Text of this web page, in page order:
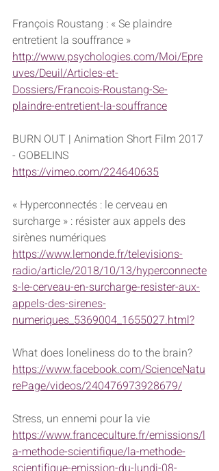
François Roustang : « Se plaindre
entretient la souffrance »
http://www.psychologies.com/Moi/Epre
uves/Deuil/Articles-et-
Dossiers/Francois-Roustang-Se-
plaindre-entretient-la-souffrance
BURN OUT | Animation Short Film 2017
- GOBELINS
https://vimeo.com/224640635
« Hyperconnectés : le cerveau en
surcharge » : résister aux appels des
sirènes numériques
https://www.lemonde.fr/televisions-
radio/article/2018/10/13/hyperconnecte
s-le-cerveau-en-surcharge-resister-aux-
appels-des-sirenes-
numeriques_5369004_1655027.html?
What does loneliness do to the brain?
https://www.facebook.com/ScienceNatu
rePage/videos/240476973928679/
Stress, un ennemi pour la vie
https://www.franceculture.fr/emissions/l
a-methode-scientifique/la-methode-